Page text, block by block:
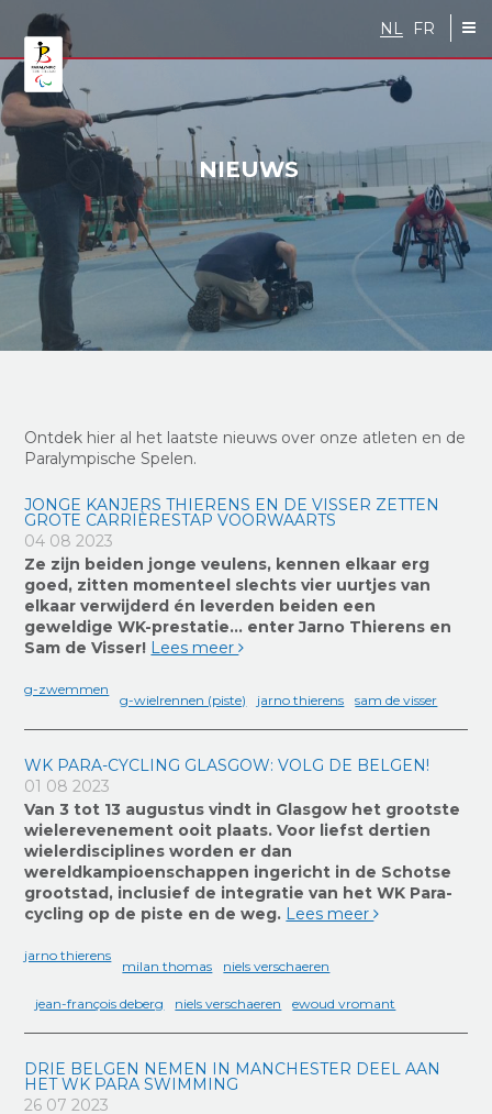
Skip to main content
NL FR
NIEUWS
Ontdek hier al het laatste nieuws over onze atleten en de
Paralympische Spelen.
JONGE KANJERS THIERENS EN DE VISSER ZETTEN
GROTE CARRIÈRESTAP VOORWAARTS
04 08 2023
Ze zijn beiden jonge veulens, kennen elkaar erg
goed, zitten momenteel slechts vier uurtjes van
elkaar verwijderd én leverden beiden een
geweldige WK-prestatie… enter Jarno Thierens en
Sam de Visser! Lees meer
g-zwemmen
g-wielrennen (piste) jarno thierens sam de visser
WK PARA-CYCLING GLASGOW: VOLG DE BELGEN!
01 08 2023
Van 3 tot 13 augustus vindt in Glasgow het grootste
wielerevenement ooit plaats. Voor liefst dertien
wielerdisciplines worden er dan
wereldkampioenschappen ingericht in de Schotse
grootstad, inclusief de integratie van het WK Para-
cycling op de piste en de weg. Lees meer
jarno thierens
milan thomas niels verschaeren
jean-françois deberg niels verschaeren ewoud vromant
DRIE BELGEN NEMEN IN MANCHESTER DEEL AAN
HET WK PARA SWIMMING
26 07 2023